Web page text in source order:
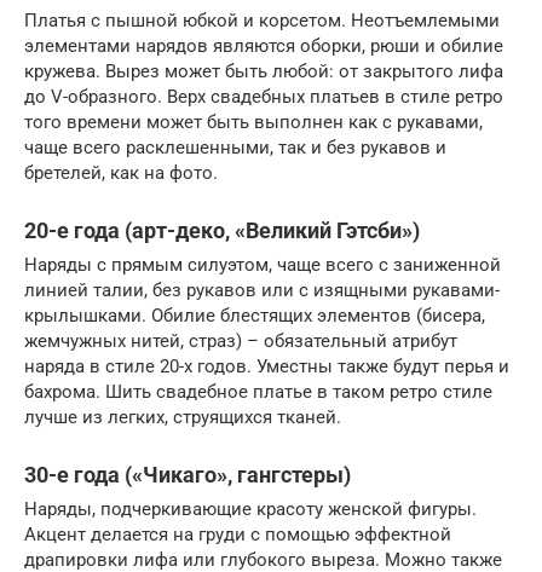
Платья с пышной юбкой и корсетом. Неотъемлемыми
элементами нарядов являются оборки, рюши и обилие
кружева. Вырез может быть любой: от закрытого лифа
до V-образного. Верх свадебных платьев в стиле ретро
того времени может быть выполнен как с рукавами,
чаще всего расклешенными, так и без рукавов и
бретелей, как на фото.
20-е года (арт-деко, «Великий Гэтсби»)
Наряды с прямым силуэтом, чаще всего с заниженной
линией талии, без рукавов или с изящными рукавами-
крылышками. Обилие блестящих элементов (бисера,
жемчужных нитей, страз) – обязательный атрибут
наряда в стиле 20-х годов. Уместны также будут перья и
бахрома. Шить свадебное платье в таком ретро стиле
лучше из легких, струящихся тканей.
30-е года («Чикаго», гангстеры)
Наряды, подчеркивающие красоту женской фигуры.
Акцент делается на груди с помощью эффектной
драпировки лифа или глубокого выреза. Можно также